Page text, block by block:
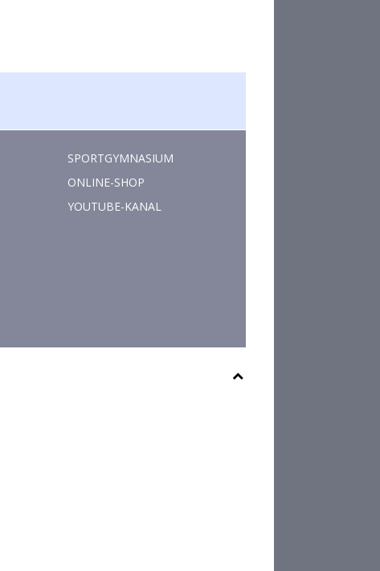
SPORTGYMNASIUM
ONLINE-SHOP
YOUTUBE-KANAL